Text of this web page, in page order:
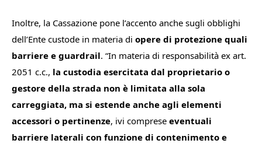
Inoltre, la Cassazione pone l’accento anche sugli obblighi
dell’Ente custode in materia di opere di protezione quali
barriere e guardrail. “In materia di responsabilità ex art.
2051 c.c., la custodia esercitata dal proprietario o
gestore della strada non è limitata alla sola
carreggiata, ma si estende anche agli elementi
accessori o pertinenze, ivi comprese eventuali
barriere laterali con funzione di contenimento e